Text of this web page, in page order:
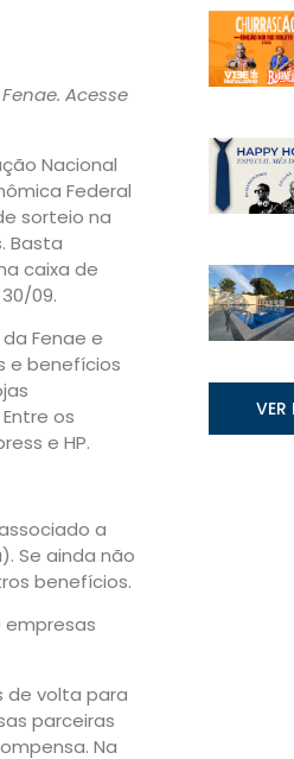
Acesse
Nacional
Federal
sorteio na
Basta
caixa de
09.
Fenae e
e benefícios
os
e HP.
a
Se ainda não
benefícios.
empresas
de volta para
parceiras
Na
VER